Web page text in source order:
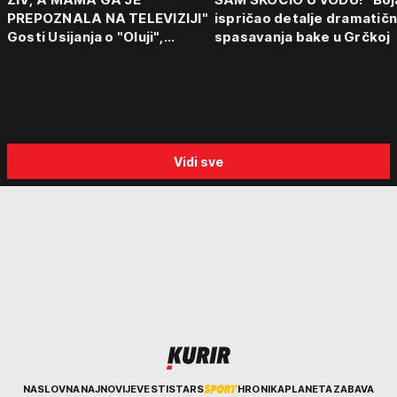
PREPOZNALA NA TELEVIZIJI"
Gosti Usijanja o "Oluji",
ispričao detalje
spasavanja bake u Grčkoj
Vidi sve
KurirNASLOVNANAJNOVIJEVESTISTARS HRONIKAPLANETAZABAVA